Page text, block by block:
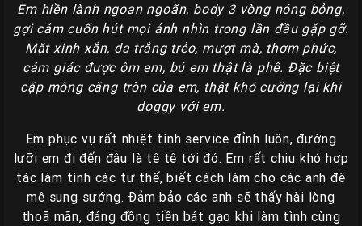
Hà
Nội
Các
TP
Nam
Các
TP
Tây
Em hiền lành ngoan ngoãn, body 3 vòng nóng bỏng,
gợi cảm cuốn hút mọi ánh nhìn trong lần đầu gặp gỡ.
Mặt xinh xắn, da trắng trẻo, mượt mà, thơm phức,
cảm giác được ôm em, bú em thật là phê. Đặc biệt
cặp mông căng tròn của em, thật khó cưỡng lại khi
doggy với em.
Em phục vụ rất nhiệt tình service đỉnh luôn, đường
lưỡi em đi đến đâu là tê tê tới đó. Em rất chiu khó hợp
tác làm tình các tư thế, biết cách làm cho các anh đê
mê sung sướng. Đảm bảo các anh sẽ thấy hài lòng
thoã mãn, đáng đồng tiền bát gạo khi làm tình cùng